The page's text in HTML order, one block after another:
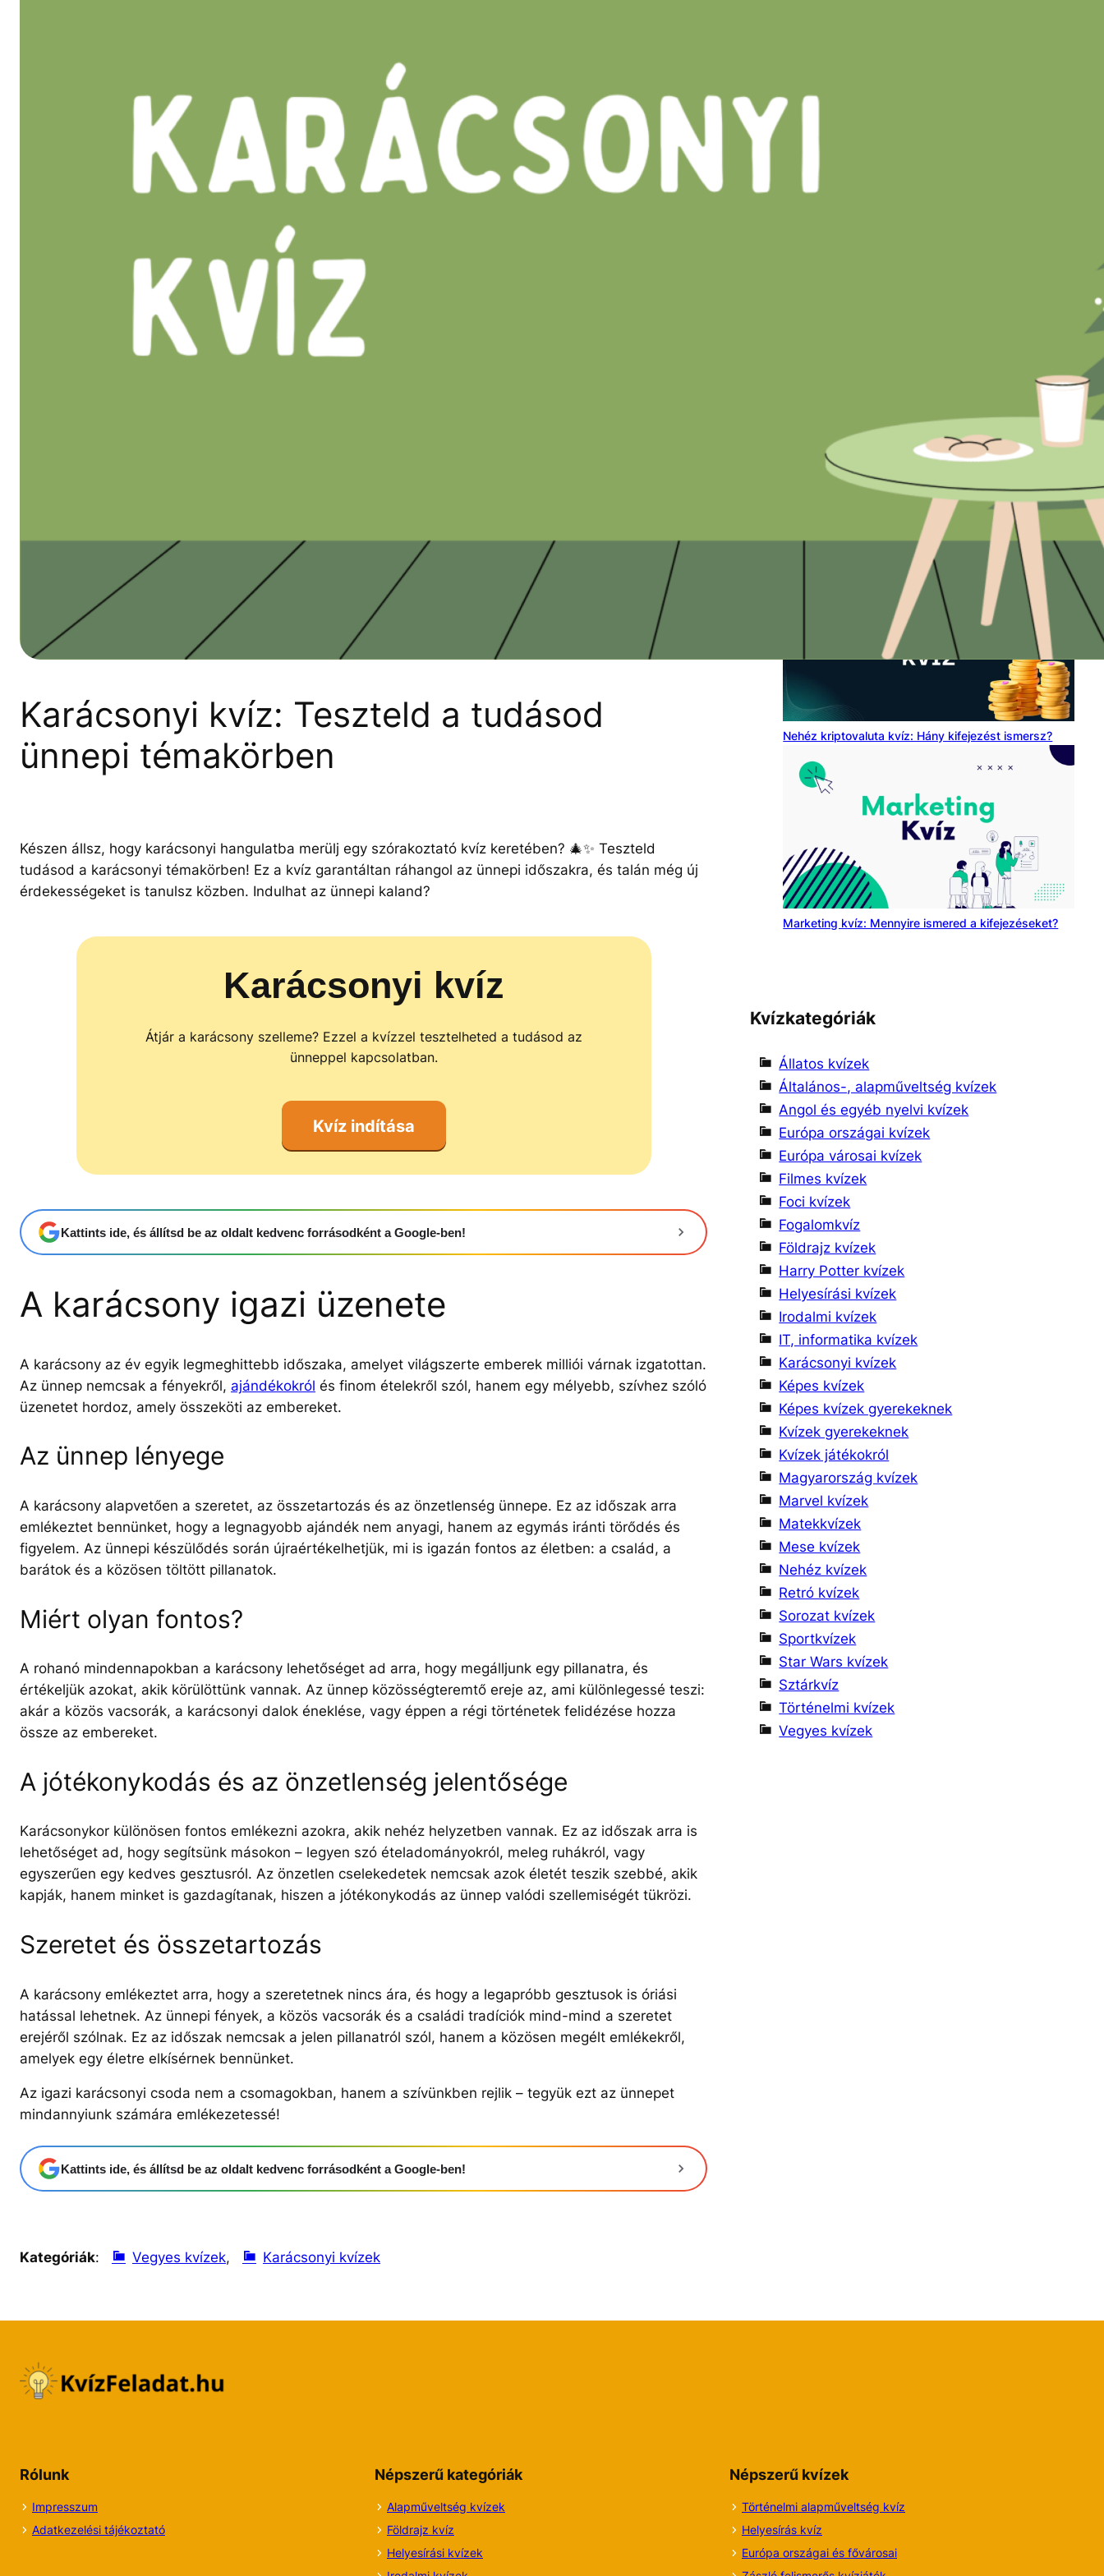
Karácsonyi kvíz: Teszteld a tudásod
ünnepi témakörben
Készen állsz, hogy karácsonyi hangulatba merülj egy szórakoztató kvíz keretében? 🎄✨ Teszteld
tudásod a karácsonyi témakörben! Ez a kvíz garantáltan ráhangol az ünnepi időszakra, és talán még új
érdekességeket is tanulsz közben. Indulhat az ünnepi kaland?
Karácsonyi kvíz
Átjár a karácsony szelleme? Ezzel a kvízzel tesztelheted a tudásod az
ünneppel kapcsolatban.
Kvíz indítása
Kattints ide, és állítsd be az oldalt kedvenc forrásodként a Google-ben!
A karácsony igazi üzenete
A karácsony az év egyik legmeghittebb időszaka, amelyet világszerte emberek milliói várnak izgatottan.
Az ünnep nemcsak a fényekről, ajándékokról és finom ételekről szól, hanem egy mélyebb, szívhez szóló
üzenetet hordoz, amely összeköti az embereket.
Az ünnep lényege
A karácsony alapvetően a szeretet, az összetartozás és az önzetlenség ünnepe. Ez az időszak arra
emlékeztet bennünket, hogy a legnagyobb ajándék nem anyagi, hanem az egymás iránti törődés és
figyelem. Az ünnepi készülődés során újraértékelhetjük, mi is igazán fontos az életben: a család, a
barátok és a közösen töltött pillanatok.
Miért olyan fontos?
A rohanó mindennapokban a karácsony lehetőséget ad arra, hogy megálljunk egy pillanatra, és
értékeljük azokat, akik körülöttünk vannak. Az ünnep közösségteremtő ereje az, ami különlegessé teszi:
akár a közös vacsorák, a karácsonyi dalok éneklése, vagy éppen a régi történetek felidézése hozza
össze az embereket.
A jótékonykodás és az önzetlenség jelentősége
Karácsonykor különösen fontos emlékezni azokra, akik nehéz helyzetben vannak. Ez az időszak arra is
lehetőséget ad, hogy segítsünk másokon – legyen szó ételadományokról, meleg ruhákról, vagy
egyszerűen egy kedves gesztusról. Az önzetlen cselekedetek nemcsak azok életét teszik szebbé, akik
kapják, hanem minket is gazdagítanak, hiszen a jótékonykodás az ünnep valódi szellemiségét tükrözi.
Szeretet és összetartozás
A karácsony emlékeztet arra, hogy a szeretetnek nincs ára, és hogy a legapróbb gesztusok is óriási
hatással lehetnek. Az ünnepi fények, a közös vacsorák és a családi tradíciók mind-mind a szeretet
erejéről szólnak. Ez az időszak nemcsak a jelen pillanatról szól, hanem a közösen megélt emlékekről,
amelyek egy életre elkísérnek bennünket.
Az igazi karácsonyi csoda nem a csomagokban, hanem a szívünkben rejlik – tegyük ezt az ünnepet
mindannyiunk számára emlékezetessé!
Kattints ide, és állítsd be az oldalt kedvenc forrásodként a Google-ben!
Kategóriák: Vegyes kvízek, Karácsonyi kvízek
Matek kvíz: Trükkös feladatok, amik lehet, hogy
Nehéz kriptovaluta kvíz: Hány kifejezést ismersz?
Marketing kvíz: Mennyire ismered a kifejezéseket?
Kvízkategóriák
Állatos kvízek
Általános-, alapműveltség kvízek
Angol és egyéb nyelvi kvízek
Európa országai kvízek
Európa városai kvízek
Filmes kvízek
Foci kvízek
Fogalomkvíz
Földrajz kvízek
Harry Potter kvízek
Helyesírási kvízek
Irodalmi kvízek
IT, informatika kvízek
Karácsonyi kvízek
Képes kvízek
Képes kvízek gyerekeknek
Kvízek gyerekeknek
Kvízek játékokról
Magyarország kvízek
Marvel kvízek
Matekkvízek
Mese kvízek
Nehéz kvízek
Retró kvízek
Sorozat kvízek
Sportkvízek
Star Wars kvízek
Sztárkvíz
Történelmi kvízek
Vegyes kvízek
Rólunk
Impresszum
Adatkezelési tájékoztató
Népszerű kategóriák
Alapműveltség kvízek
Földrajz kvíz
Helyesírási kvízek
Népszerű kvízek
Történelmi alapműveltség kvíz
Helyesírás kvíz
Európa országai és fővárosai